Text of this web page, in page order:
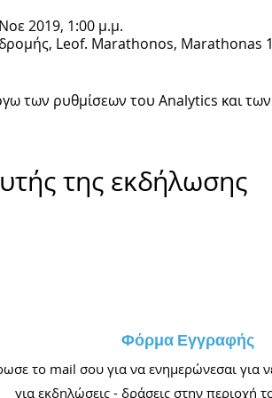
2019, 1:00 μ.μ.
Leof. Marathonos, Marathonas
των ρυθμίσεων του Analytics και
της εκδήλωσης
το mail σου για να ενημερώνεσαι για
για εκδηλώσεις - δράσεις στην περιοχή
Φόρμα Εγγραφής